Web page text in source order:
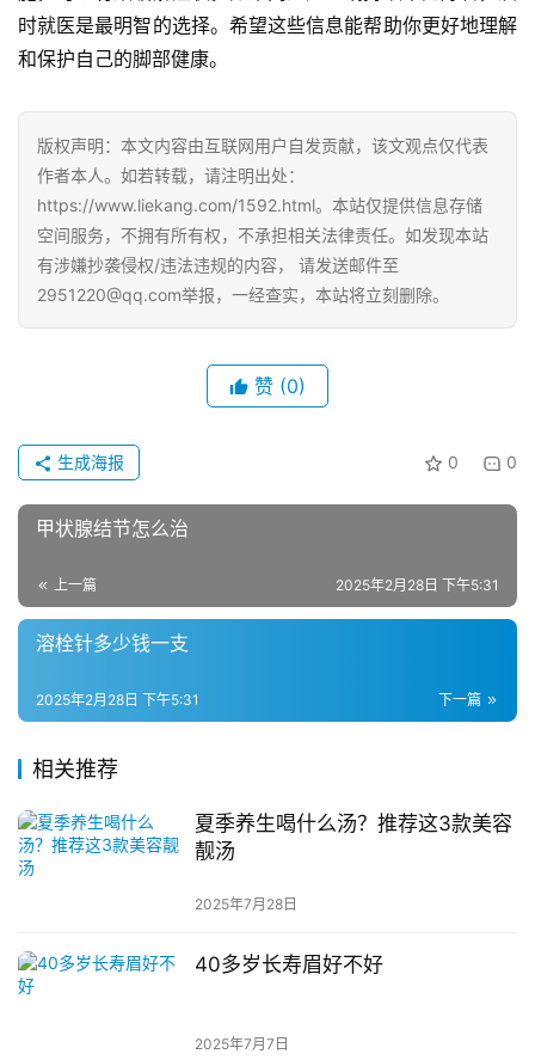
时就医是最明智的选择。希望这些信息能帮助你更好地理解
和保护自己的脚部健康。
版权声明：本文内容由互联网用户自发贡献，该文观点仅代表
作者本人。如若转载，请注明出处：
https://www.liekang.com/1592.html。本站仅提供信息存储
空间服务，不拥有所有权，不承担相关法律责任。如发现本站
有涉嫌抄袭侵权/违法违规的内容， 请发送邮件至
2951220@qq.com举报，一经查实，本站将立刻删除。
赞 (0)
0 0
生成海报
甲状腺结节怎么治
上一篇 2025年2月28日 下午5:31
溶栓针多少钱一支
下一篇
2025年2月28日 下午5:31
相关推荐
夏季养生喝什么汤？推荐这3款美容
靓汤
2025年7月28日
40多岁长寿眉好不好
2025年7月7日